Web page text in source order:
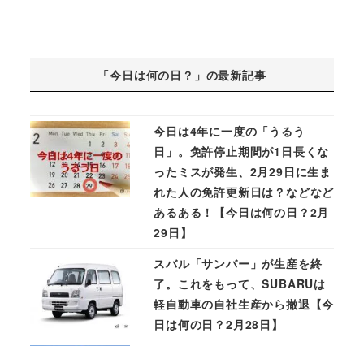
「今日は何の日？」の最新記事
今日は4年に一度の「うるう
日」。免許停止期間が1日長くな
ったミスが発生、2月29日に生ま
れた人の免許更新日は？などなど
あるある！【今日は何の日？2月
29日】
スバル「サンバー」が生産を終
了。これをもって、SUBARUは
軽自動車の自社生産から撤退【今
日は何の日？2月28日】